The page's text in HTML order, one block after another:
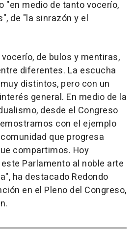
"en medio de tanto vocerío,
de "la sinrazón y el
de bulos y mentiras,
diferentes. La escucha
distintos, pero con un
general. En medio de la
desde el Congreso
con el ejemplo
que progresa
compartimos. Hoy
Parlamento al noble arte
ha destacado Redondo
en el Pleno del Congreso,